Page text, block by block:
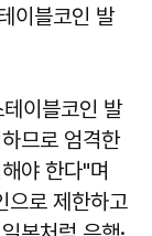
이블코인 발
이블코인 발
므로 엄격한
야 한다"며
으로 제한하고